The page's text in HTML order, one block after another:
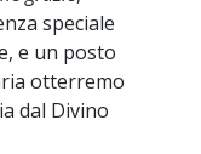
speciale
e un posto
otterremo
dal Divino